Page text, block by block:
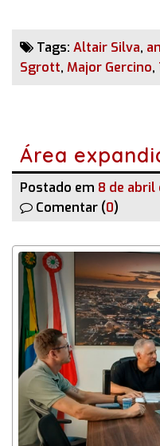
Tags: Altair Silva,
Sgrott, Major Gercino,
Área
Postado em 8 de abril
Comentar (0)